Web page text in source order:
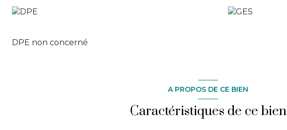
DPE non concerné
A PROPOS DE CE BIEN
Caractéristiques de ce bien